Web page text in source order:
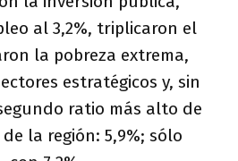
al 3,2%, triplicaron el
la pobreza extrema,
estratégicos y, sin
ratio más alto de
la región: 5,9%; sólo